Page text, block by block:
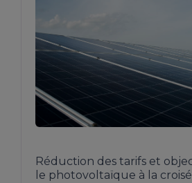
Réduction des tarifs et
le photovoltaïque à la